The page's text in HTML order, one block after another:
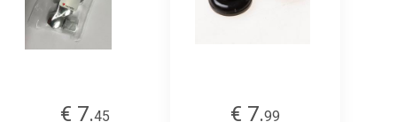
€ 7.45 € 7.99